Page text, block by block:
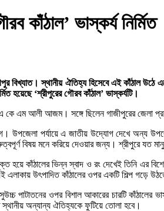
কাঁঠাল’ ভাস্কর্য নির্মিত
বিখ্যাত। স্থানীয় ঐতিহ্য হিসেবে এই কাঁঠাল উঠে
হয়েছে ‘শ্রীপুরের গৌরব কাঁঠাল’ ভাস্কর্যটি।
এ কে এম আলী আজম। সঙ্গে ছিলেন গাজীপুরের জেলা
পর্যায়ে এ জাতীয় উদ্যোগ দেখে অন্য
বিষয় মনে করিয়ে দেওয়ার জন্য। শ্রীপুরে যত
হয়ে কাঁঠালের ভিন্ন স্বাদ ও রং দেখেই তিনি এর
এলাকায় উৎপাদিত কাঁঠালের ওপর একটি শিল্প গড়ে
পাটাতনের ওপর বিশাল আকারের চারটি কাঁঠালের
অন্যান্য ঐতিহ্যকে ফুটিয়ে তোলা হবে।